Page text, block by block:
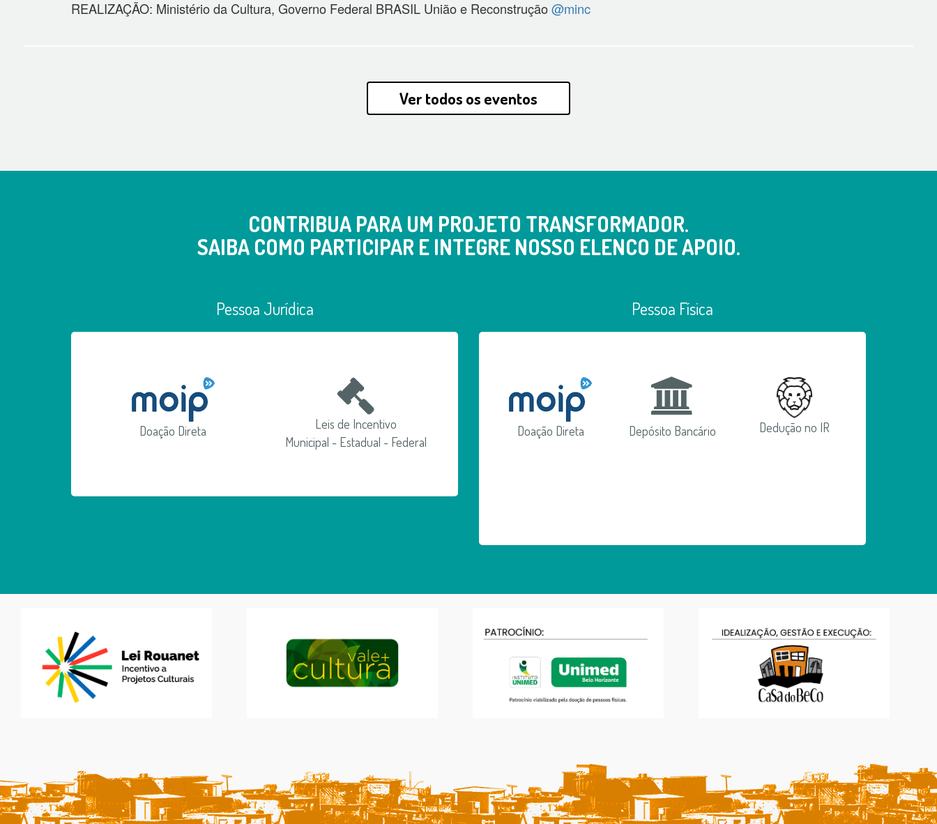
REALIZAÇÃO: Ministério da Cultura, Governo Federal BRASIL União e Reconstrução@minc
Ver todos os eventos
CONTRIBUA PARA UM PROJETO TRANSFORMADOR.
SAIBA COMO PARTICIPAR E INTEGRE NOSSO ELENCO DE APOIO.
Pessoa Jurídica
Doação Direta
Leis de Incentivo
Municipal - Estadual - Federal
Pessoa Física
Doação Direta Depósito Bancário Dedução no IR